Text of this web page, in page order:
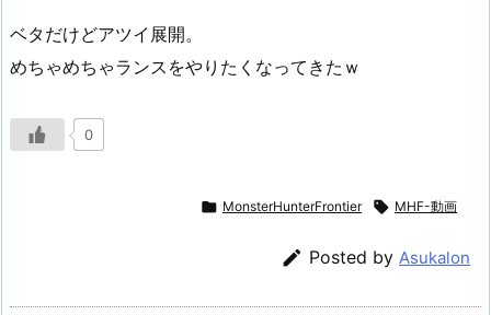
ベタだけどアツイ展開。
めちゃめちゃランスをやりたくなってきたｗ
0
 MonsterHunterFrontier  MHF-動画
 Posted by Asukalon